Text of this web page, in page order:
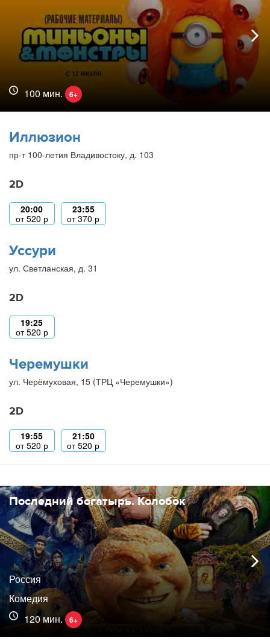
100 мин. 6+
Иллюзион
пр-т 100-летия Владивостоку, д. 103
2D
20:00
от520 р
23:55
от370 р
Уссури
ул. Светланская, д. 31
2D
19:25
от520 р
Черемушки
ул. Черёмуховая, 15 (ТРЦ «Черемушки»)
2D
19:55
от520 р
21:50
от520 р
Последний богатырь. Колобок
Россия
Комедия
120 мин.
6+